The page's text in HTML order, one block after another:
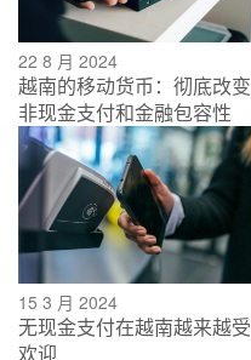
22 8 月 2024
越南的移动货币：彻底改变
非现金支付和金融包容性
15 3 月 2024
无现金支付在越南越来越受
欢迎